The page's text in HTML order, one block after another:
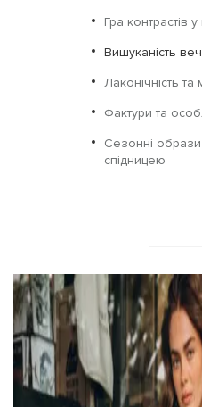
Гра контрастів
Вишуканість
Лаконічність та
Фактури та
Сезонні
спідницею